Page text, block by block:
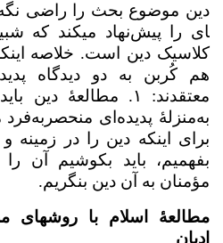
دین موضوع بحث را راضی نگه
ای را پیش‌نهاد می­کند که
کلاسیک دین است. خلاصه
هم کُربن به دو دیدگاه
معتقدند: ۱. مطالعهٔ
برای اینکه دین را در زمینه
بفهمیم، باید بکوشیم آن
مؤمنان به آن دین بنگریم.
مطالعهٔ اسلام با روش­های
ادیان